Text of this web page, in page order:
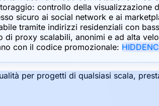
controllo della visualizzazione
sicuro ai social network e ai
tramite indirizzi residenziali con
proxy scalabili, anonimi e ad alta
con il codice promozionale:
per progetti di qualsiasi scala,